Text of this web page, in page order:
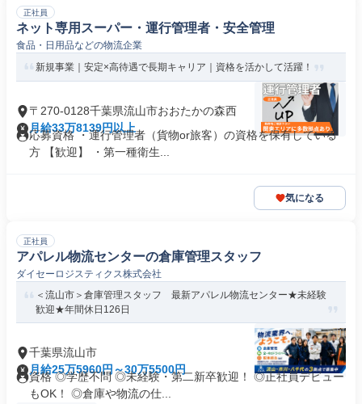
正社員
ネット専用スーパー・運行管理者・安全管理
食品・日用品などの物流企業
新規事業｜安定×高待遇で長期キャリア｜資格を活かして活躍！
〒270-0128千葉県流山市おおたかの森西
月給33万8139円以上
応募資格 ・運行管理者（貨物or旅客）の資格を保有している
方 【歓迎】 ・第一種衛生...
気になる
正社員
アパレル物流センターの倉庫管理スタッフ
ダイセーロジスティクス株式会社
＜流山市＞倉庫管理スタッフ 最新アパレル物流センター★未経験
歓迎★年間休日126日
千葉県流山市
月給25万5960円～30万5500円
資格 ◎学歴不問 ◎未経験・第二新卒歓迎！ ◎正社員デビュー
もOK！ ◎倉庫や物流の仕...